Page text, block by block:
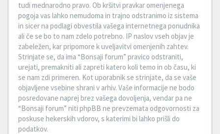
tudi mednarodno pravo. Ob kršitvi pravkar omenjenega
pogoja vas lahko nemudoma in trajno odstranimo iz sistema
in sicer na podlagi obvestila vašega internetnega ponudnika
ali če se bo to nam zdelo potrebno. IP naslov vseh objav je
zabeležen, kar pripomore k uveljavitvi omenjenih zahtev.
Strinjate se, da ima “Bonsaji forum” pravico odstraniti,
urejati, premakniti ali zapreti katero koli temo in ob času, ki
se nam zdi primeren. Kot uporabnik se strinjate, da se vaše
objavljene vsebine shrani v arhiv. Vaše informacije ne bodo
posredovane naprej brez vašega dovoljenja, vendar pa ne
“Bonsaji forum” niti phpBB ne prevzemata odgovornosti za
poskuse hekerskih vdorov, s katerimi bi lahko prišli do
podatkov.